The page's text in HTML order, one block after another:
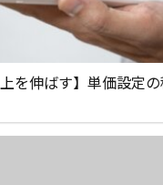
を伸ばす】単価設定の